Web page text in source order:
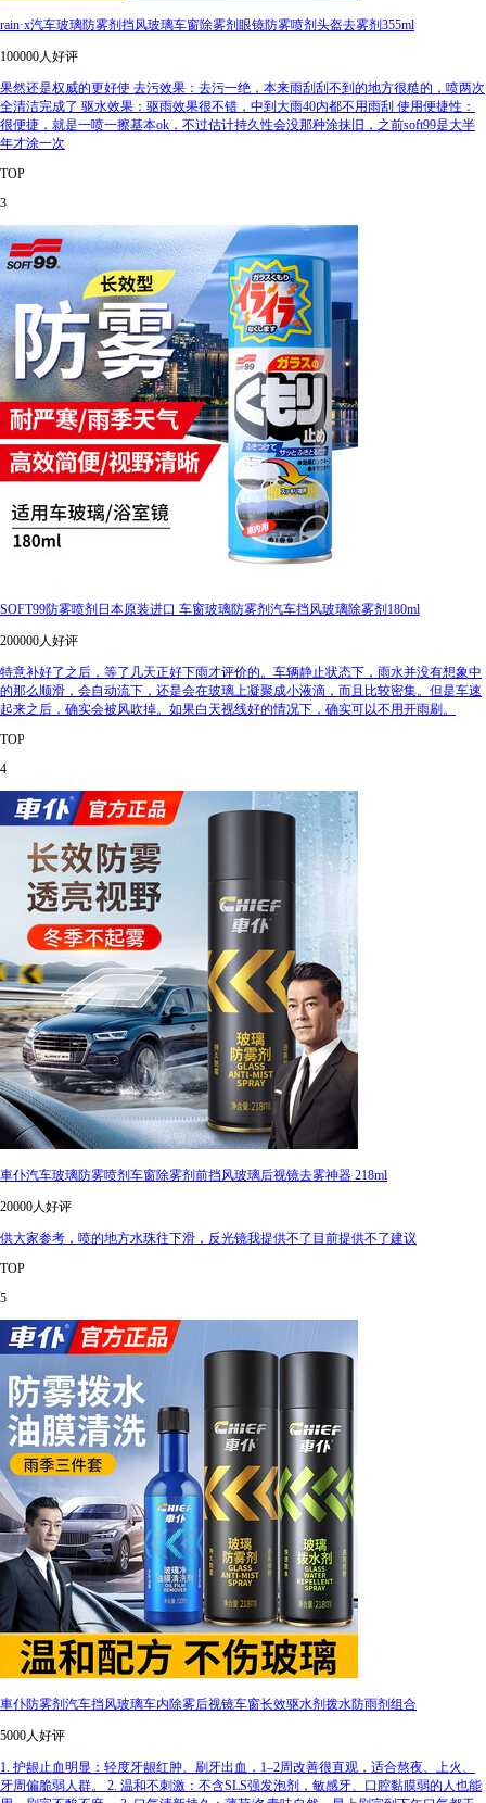
rain·x汽车玻璃防雾剂挡风玻璃车窗除雾剂眼镜防雾喷剂头盔去雾剂355ml
100000人好评
果然还是权威的更好使 去污效果：去污一绝，本来雨刮刮不到的地方很糙的，喷两次
全清洁完成了 驱水效果：驱雨效果很不错，中到大雨40内都不用雨刮 使用便捷性：
很便捷，就是一喷一擦基本ok，不过估计持久性会没那种涂抹旧，之前soft99是大半
年才涂一次
TOP
3
SOFT99防雾喷剂日本原装进口 车窗玻璃防雾剂汽车挡风玻璃除雾剂180ml
200000人好评
特意补好了之后，等了几天正好下雨才评价的。车辆静止状态下，雨水并没有想象中
的那么顺滑，会自动流下，还是会在玻璃上凝聚成小液滴，而且比较密集。但是车速
起来之后，确实会被风吹掉。如果白天视线好的情况下，确实可以不用开雨刷。
TOP
4
車仆汽车玻璃防雾喷剂车窗除雾剂前挡风玻璃后视镜去雾神器 218ml
20000人好评
供大家参考，喷的地方水珠往下滑，反光镜我提供不了目前提供不了建议
TOP
5
車仆防雾剂汽车挡风玻璃车内除雾后视镜车窗长效驱水剂拨水防雨剂组合
5000人好评
1. 护龈止血明显：轻度牙龈红肿、刷牙出血，1–2周改善很直观，适合熬夜、上火、
牙周偏脆弱人群。 2. 温和不刺激：不含SLS强发泡剂，敏感牙、口腔黏膜弱的人也能